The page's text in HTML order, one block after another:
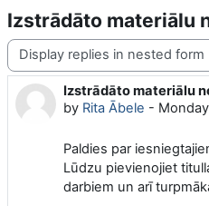
Izstrādāto materiālu
Display mode
Izstrādāto materiālu
by Rita Ābele -
Number of replies: 0
Paldies par
Lūdzu pievienojiet
darbiem un arī